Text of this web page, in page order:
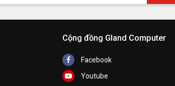
Cộng đồng Gland Computer
Facebook
Youtube